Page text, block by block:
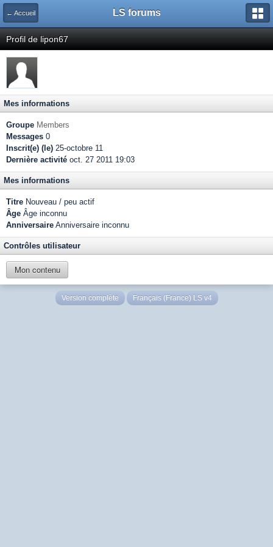
← Accueil LS forums
Profil de lipon67
Mes informations
Groupe Members
Messages 0
Inscrit(e) (le) 25-octobre 11
Dernière activité oct. 27 2011 19:03
Mes informations
Titre Nouveau / peu actif
Âge Âge inconnu
Anniversaire Anniversaire inconnu
Contrôles utilisateur
Mon contenu
Version complète Français (France) LS v4